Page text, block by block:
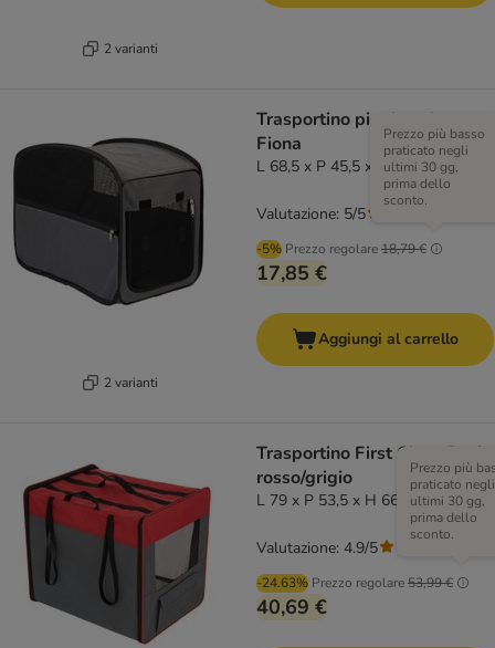
2 varianti
2 varianti
Trasportino pieghevole
Fiona
L 68,5 x P 45,5 x H 56 cm
-5% Prezzo regolare18,79 €
Prezzo più basso
praticato negli
ultimi 30 gg,
prima dello
sconto.
17,85 €
Valutazione: 5/5
Aggiungi al carrello
Trasportino First Class Basic
rosso/grigio
L 79 x P 53,5 x H 66 cm
-24.63% Prezzo regolare53,99 €
Prezzo più
praticato negli
ultimi 30 gg,
prima dello
sconto.
40,69 €
Valutazione: 4.9/5